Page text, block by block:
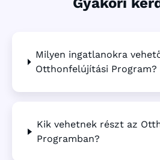
Milyen ingatlanokra
Otthonfelújítási Program?
Kik vehetnek részt az
Programban?